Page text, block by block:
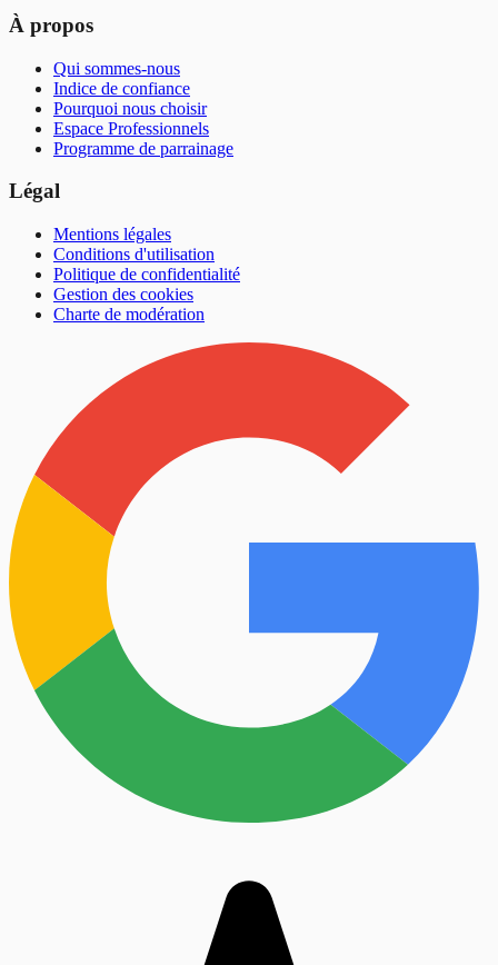
À propos
Qui sommes-nous
Indice de confiance
Pourquoi nous choisir
Espace Professionnels
Programme de parrainage
Légal
Mentions légales
Conditions d'utilisation
Politique de confidentialité
Gestion des cookies
Charte de modération